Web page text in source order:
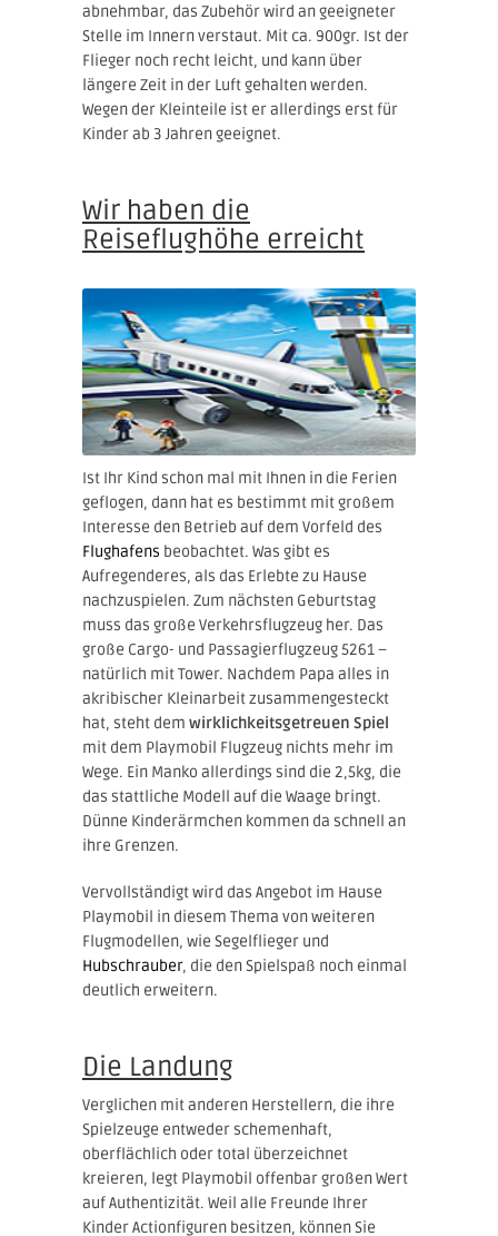
abnehmbar, das Zubehör wird an geeigneter
Stelle im Innern verstaut. Mit ca. 900gr. Ist der
Flieger noch recht leicht, und kann über
längere Zeit in der Luft gehalten werden.
Wegen der Kleinteile ist er allerdings erst für
Kinder ab 3 Jahren geeignet.
Wir haben die
Reiseflughöhe erreicht
Ist Ihr Kind schon mal mit Ihnen in die Ferien
geflogen, dann hat es bestimmt mit großem
Interesse den Betrieb auf dem Vorfeld des
Flughafens beobachtet. Was gibt es
Aufregenderes, als das Erlebte zu Hause
nachzuspielen. Zum nächsten Geburtstag
muss das große Verkehrsflugzeug her. Das
große Cargo- und Passagierflugzeug 5261 –
natürlich mit Tower. Nachdem Papa alles in
akribischer Kleinarbeit zusammengesteckt
hat, steht dem wirklichkeitsgetreuen Spiel
mit dem Playmobil Flugzeug nichts mehr im
Wege. Ein Manko allerdings sind die 2,5kg, die
das stattliche Modell auf die Waage bringt.
Dünne Kinderärmchen kommen da schnell an
ihre Grenzen.
Vervollständigt wird das Angebot im Hause
Playmobil in diesem Thema von weiteren
Flugmodellen, wie Segelflieger und
Hubschrauber, die den Spielspaß noch einmal
deutlich erweitern.
Die Landung
Verglichen mit anderen Herstellern, die ihre
Spielzeuge entweder schemenhaft,
oberflächlich oder total überzeichnet
kreieren, legt Playmobil offenbar großen Wert
auf Authentizität. Weil alle Freunde Ihrer
Kinder Actionfiguren besitzen, können Sie